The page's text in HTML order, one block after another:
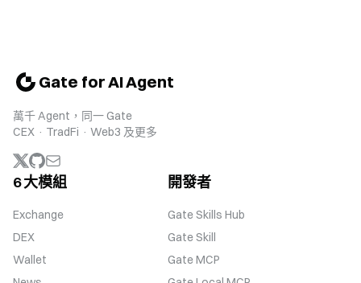
Gate for AI Agent
萬千 Agent，同一 Gate
CEX · TradFi · Web3 及更多
6 大模組
Exchange
DEX
Wallet
開發者
Gate Skills Hub
Gate Skill
Gate MCP